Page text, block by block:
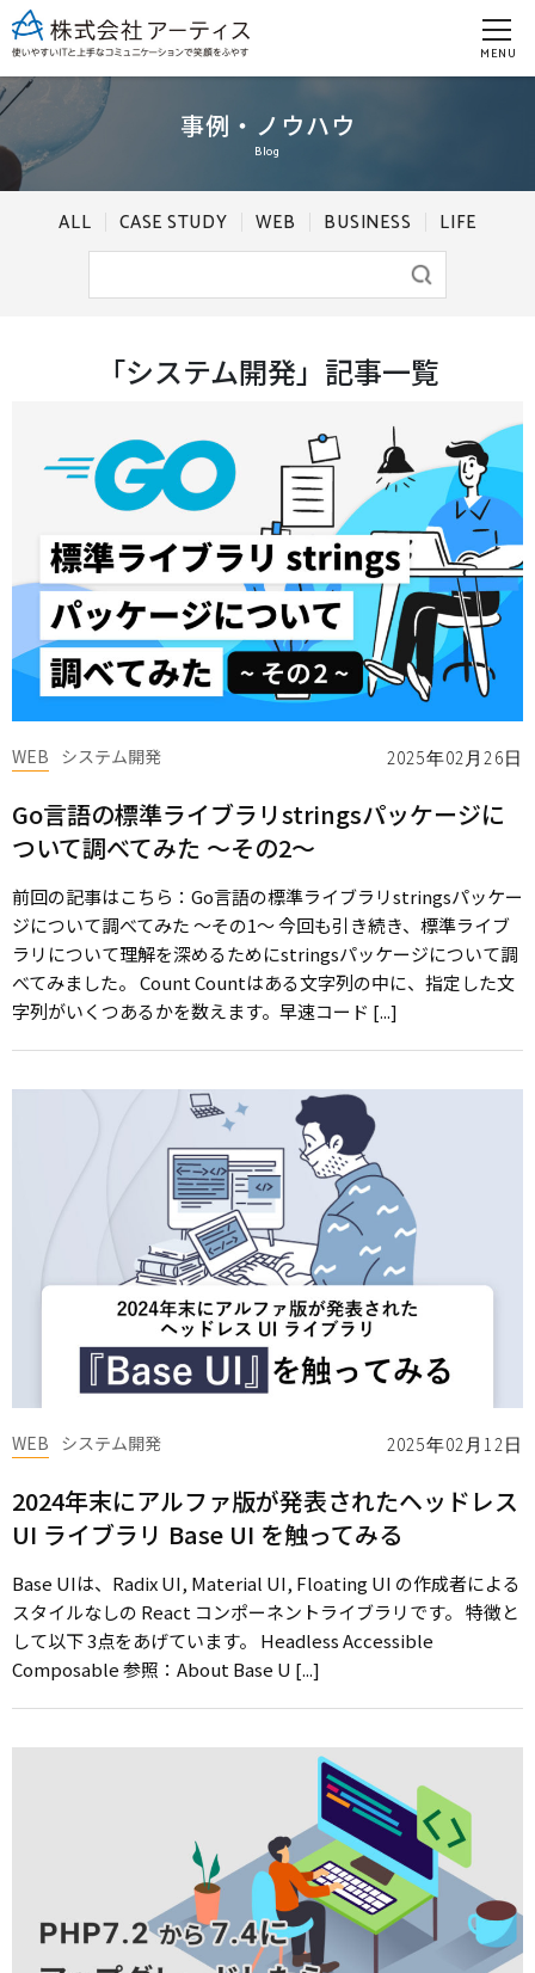
MENU
事例・ノウハウ
Blog
ALL CASE STUDY WEB BUSINESS LIFE
「システム開発」記事一覧
2025年02月26日
WEB システム開発
Go言語の標準ライブラリstringsパッケージに
ついて調べてみた ～その2～
前回の記事はこちら：Go言語の標準ライブラリstringsパッケー
ジについて調べてみた ～その1～ 今回も引き続き、標準ライブ
ラリについて理解を深めるためにstringsパッケージについて調
べてみました。 Count Countはある文字列の中に、指定した文
字列がいくつあるかを数えます。早速コード [...]
2025年02月12日
WEB システム開発
2024年末にアルファ版が発表されたヘッドレス
UI ライブラリ Base UI を触ってみる
Base UIは、Radix UI, Material UI, Floating UI の作成者による
スタイルなしの React コンポーネントライブラリです。 特徴と
して以下 3点をあげています。 Headless Accessible
Composable 参照：About Base U [...]